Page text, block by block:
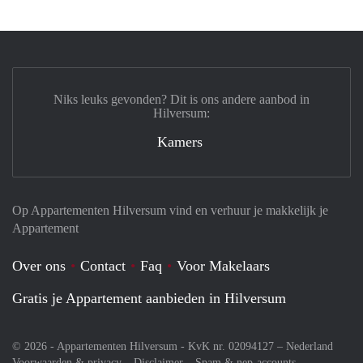
Op Appartementen Hilversum vind en verhuur je makkelijk je
Appartement
Over ons Contact Faq
Voor Makelaars
Gratis je Appartement aanbieden in Hilversum
© 2026 - Appartementen Hilversum - KvK nr. 02094127 – Nederland
Niks leuks gevonden? Dit is ons andere aanbod in
Hilversum:
Kamers